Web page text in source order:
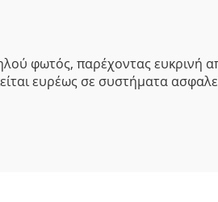
φωτός, παρέχοντας ευκρινή
ευρέως σε συστήματα